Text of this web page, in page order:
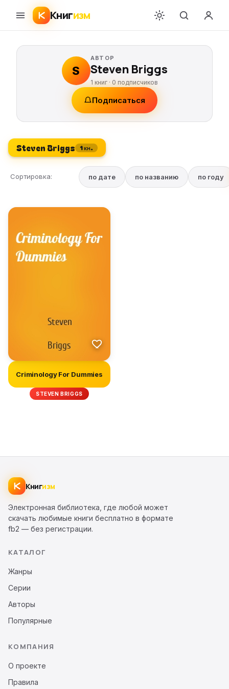
Книгизм
S
АВТОР
Steven Briggs
1 книг · 0 подписчиков
Подписаться
Steven Briggs 1 кн.
Сортировка: по дате по названию по году
Criminology For Dummies
STEVEN BRIGGS
Книгизм
Электронная библиотека, где любой может
скачать любимые книги бесплатно в формате
fb2 — без регистрации.
КАТАЛОГ
Жанры
Серии
Авторы
Популярные
КОМПАНИЯ
О проекте
Правила